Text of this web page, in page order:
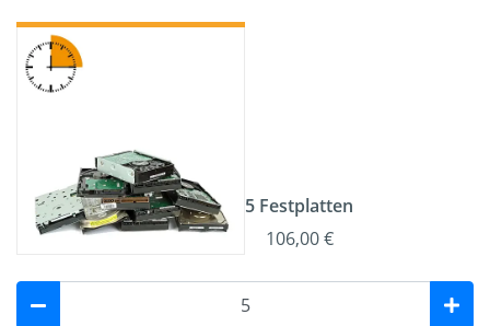
5 Festplatten
106,00 €